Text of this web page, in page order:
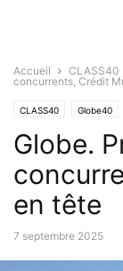
Accueil CLASS40
concurrents, Crédit
CLASS40 Globe40
Globe.
en tête
7 septembre 2025